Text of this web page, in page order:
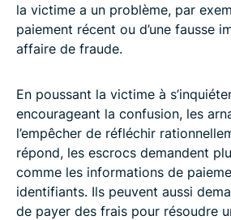
la victime a un problème, par
paiement récent ou d’une fausse
affaire de fraude.
En poussant la victime à
encourageant la confusion, les
l’empêcher de réfléchir
répond, les escrocs demandent
comme les informations de
identifiants. Ils peuvent aussi
de payer des frais pour résoudre